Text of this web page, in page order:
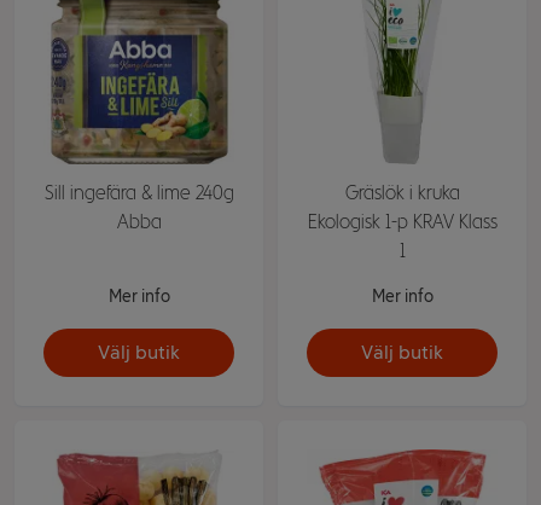
Sill ingefära & lime 240g
Abba
Mer info
Välj butik
Gräslök i kruka
Ekologisk 1-p KRAV Klass
1
Mer info
Välj butik